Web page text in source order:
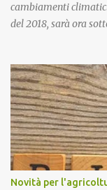
cambiamenti
del 2018, sarà ora
nazionale per
rischi derivanti dai
di adattamento dei
trarre vantaggio
presentare con le
Piano è stata già
che si sono tenute il
Novità per